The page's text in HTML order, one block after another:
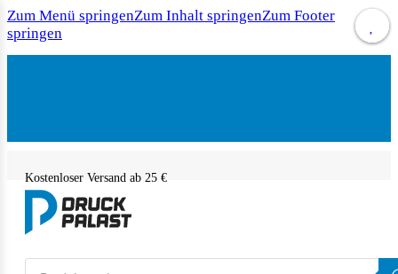
Zum Menü springenZum Inhalt springenZum Footer
springen
Kostenloser Versand ab 25 €